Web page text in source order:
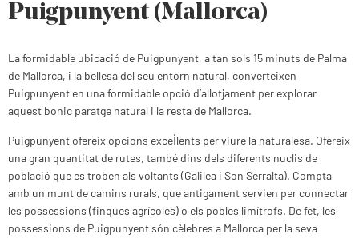
Puigpunyent (Mallorca)
La formidable ubicació de Puigpunyent, a tan sols 15 minuts de Palma
de Mallorca, i la bellesa del seu entorn natural, converteixen
Puigpunyent en una formidable opció d’allotjament per explorar
aquest bonic paratge natural i la resta de Mallorca.
Puigpunyent ofereix opcions excel·lents per viure la naturalesa. Ofereix
una gran quantitat de rutes, també dins dels diferents nuclis de
població que es troben als voltants (Galilea i Son Serralta). Compta
amb un munt de camins rurals, que antigament servien per connectar
les possessions (finques agrícoles) o els pobles limítrofs. De fet, les
possessions de Puigpunyent són cèlebres a Mallorca per la seva